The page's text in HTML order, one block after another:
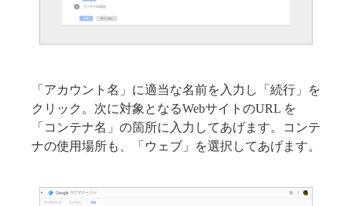
「アカウント名」に適当な名前を入力し「続行」を
クリック。次に対象となるWebサイトのURL を
「コンテナ名」の箇所に入力してあげます。コンテ
ナの使用場所も、「ウェブ」を選択してあげます。